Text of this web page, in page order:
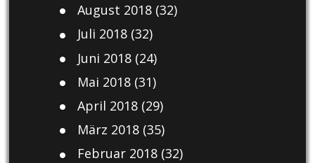
August 2018(32)
Juli 2018(32)
Juni 2018(24)
Mai 2018(31)
April 2018(29)
März 2018(35)
Februar 2018(32)